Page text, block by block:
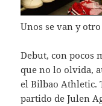
Unos se van y
Debut, con pocos
que no lo olvida,
el Bilbao Athletic.
partido de Julen